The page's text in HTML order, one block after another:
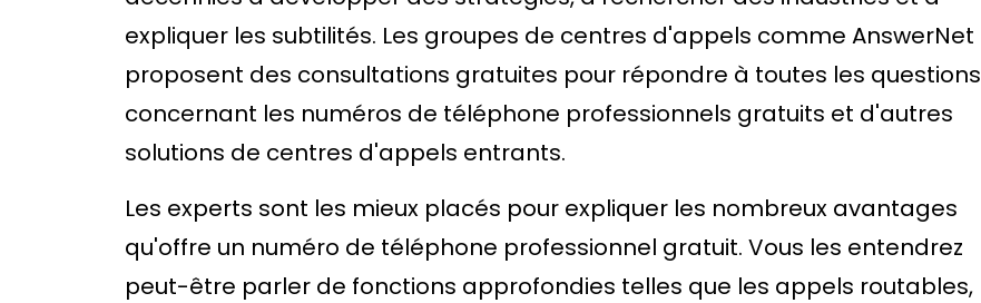
expliquer les subtilités. Les groupes de centres d'appels comme AnswerNet
proposent des consultations gratuites pour répondre à toutes les questions
concernant les numéros de téléphone professionnels gratuits et d'autres
solutions de centres d'appels entrants.
Les experts sont les mieux placés pour expliquer les nombreux avantages
qu'offre un numéro de téléphone professionnel gratuit. Vous les entendrez
peut-être parler de fonctions approfondies telles que les appels routables,